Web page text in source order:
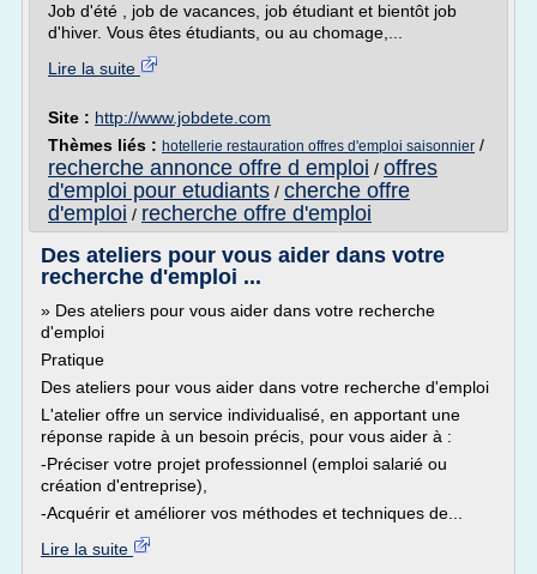
Job d'été , job de vacances, job étudiant et bientôt job
d'hiver. Vous êtes étudiants, ou au chomage,...
Lire la suite
Site : http://www.jobdete.com
Thèmes liés : hotellerie restauration offres d'emploi saisonnier /
recherche annonce offre d emploi / offres
d'emploi pour etudiants / cherche offre
d'emploi / recherche offre d'emploi
Des ateliers pour vous aider dans votre
recherche d'emploi ...
» Des ateliers pour vous aider dans votre recherche
d'emploi
Pratique
Des ateliers pour vous aider dans votre recherche d'emploi
L'atelier offre un service individualisé, en apportant une
réponse rapide à un besoin précis, pour vous aider à :
-Préciser votre projet professionnel (emploi salarié ou
création d'entreprise),
-Acquérir et améliorer vos méthodes et techniques de...
Lire la suite